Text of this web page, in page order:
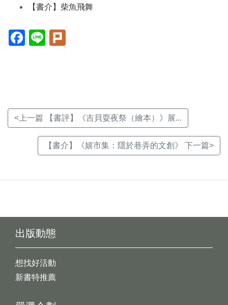
【書介】柴魚飛舞
Facebook(另
開
Line(另
開
<上一篇 【書評】《吉貝耍夜祭（繪本）》展...
【書介】《嬉市集：隱於巷弄的文創》 下一篇>
出版動態
想找好活動
新書特推薦